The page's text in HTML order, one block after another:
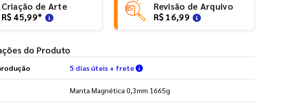
Criação de Arte
R$ 45,99*
Revisão de Arquivo
R$ 16,99
do Produto
5 dias úteis + frete Verifique as condições de entrega
Manta Magnética 0,3mm 1665g